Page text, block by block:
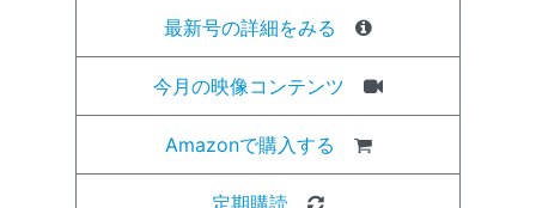
最新号の詳細をみる
今月の映像コンテンツ
Amazonで購入する
定期購読